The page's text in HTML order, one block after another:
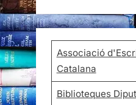
Associació
Catalana
Biblioteques